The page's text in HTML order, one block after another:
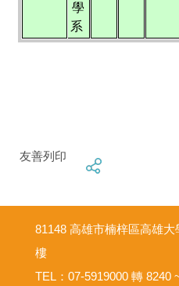
學
系
友善列印
81148 高雄市楠梓區高雄
樓
TEL：07-5919000 轉 8240